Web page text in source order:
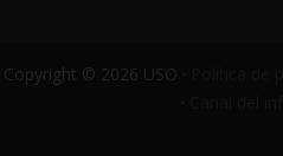
Copyright © 2026 USO ·